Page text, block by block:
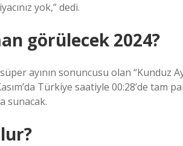
yok,” dedi.
görülecek 2024?
ayının sonuncusu olan “Kunduz
Türkiye saatiyle 00:28’de tam
sunacak.